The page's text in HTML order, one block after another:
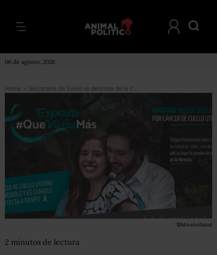
06 de agosto, 2026
Home > Secretaría de Salud se deslinda de la campaña #QueVivanMás; niega haberla autorizado
'@MorelosSalud
2 minutos de lectura